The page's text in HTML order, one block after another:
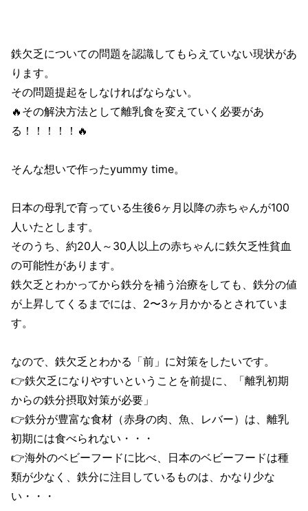
鉄欠乏についての問題を認識してもらえていない現状があ
ります。
その問題提起をしなければならない。
🔥その解決方法として離乳食を変えていく必要があ
る！！！！！🔥
そんな想いで作ったyummy time。
日本の母乳で育っている生後6ヶ月以降の赤ちゃんが100
人いたとします。
そのうち、約20人～30人以上の赤ちゃんに鉄欠乏性貧血
の可能性があります。
鉄欠乏とわかってから鉄分を補う治療をしても、鉄分の値
が上昇してくるまでには、2〜3ヶ月かかるとされていま
す。
なので、鉄欠乏とわかる「前」に対策をしたいです。
👉鉄欠乏になりやすいということを前提に、「離乳初期
からの鉄分摂取対策が必要」
👉鉄分が豊富な食材（赤身の肉、魚、レバー）は、離乳
初期には食べられない・・・
👉海外のベビーフードに比べ、日本のベビーフードは種
類が少なく、鉄分に注目しているものは、かなり少な
い・・・